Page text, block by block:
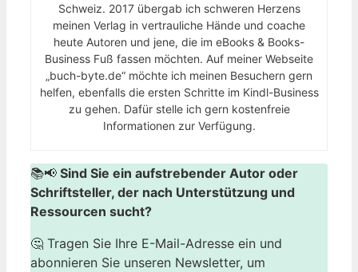
Schweiz. 2017 übergab ich schweren Herzens
meinen Verlag in vertrauliche Hände und coache
heute Autoren und jene, die im eBooks & Books-
Business Fuß fassen möchten. Auf meiner Webseite
„buch-byte.de“ möchte ich meinen Besuchern gern
helfen, ebenfalls die ersten Schritte im Kindl-Business
zu gehen. Dafür stelle ich gern kostenfreie
Informationen zur Verfügung.
📚📢 Sind Sie ein aufstrebender Autor oder
Schriftsteller, der nach Unterstützung und
Ressourcen sucht?
🤔 Tragen Sie Ihre E-Mail-Adresse ein und
abonnieren Sie unseren Newsletter, um